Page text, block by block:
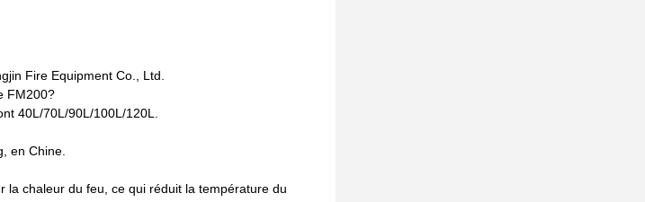
Fire Equipment Co., Ltd.
FM200?
40L/70L/90L/100L/120L.
en Chine.
la chaleur du feu, ce qui réduit la température du